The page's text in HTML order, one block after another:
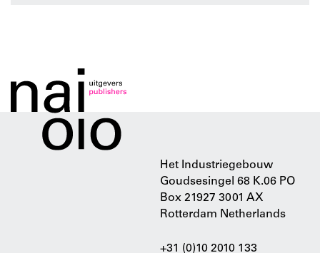
Het Industriegebouw
Goudsesingel 68 K.06 PO
Box 21927 3001 AX
Rotterdam Netherlands
+31 (0)10 2010 133